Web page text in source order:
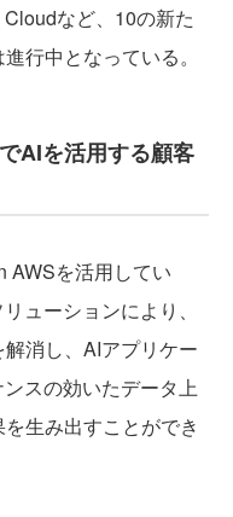
など、10の新た
行中となっている。
AIを活用する顧客
AWSを活用してい
ューションにより、
消し、AIアプリケー
スの効いたデータ上
生み出すことができ